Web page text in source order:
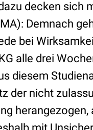
decken sich
Demnach
bei
alle drei
diesem
der nicht